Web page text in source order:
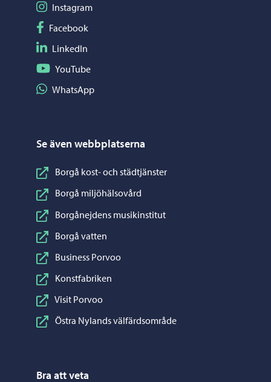
Följ på Instagram
Instagram
Följ på Facebook
Facebook
Följ på LinkedIn
LinkedIn
Följ på YouTube
YouTube
Dela på WhatsApp
WhatsApp
Se även webbplatserna
Borgå kost- och städtjänster
Borgå miljöhälsovård
Borgånejdens musikinstitut
Borgå vatten
Business Porvoo
Konstfabriken
Visit Porvoo
Östra Nylands välfärdsområde
Bra att veta